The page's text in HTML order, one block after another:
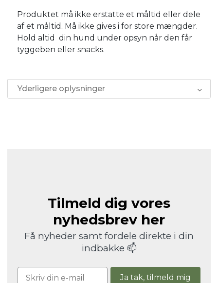
Produktet må ikke erstatte et måltid eller dele
af et måltid. Må ikke gives i for store mængder.
Hold altid din hund under opsyn når den får
tyggeben eller snacks.
Yderligere oplysninger
Tilmeld dig vores
nyhedsbrev her
Få nyheder samt fordele direkte i din
indbakke 📫
Ja tak, tilmeld mig